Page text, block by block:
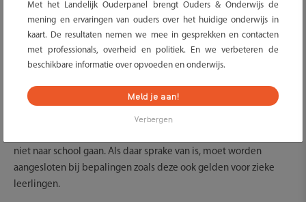
nog niet alle kinderen naar school. Bijvoorbeeld omdat zij (of
familieleden) een kwetsbare gezondheid hebben. Als deze
ouders de situatie voorleggen, blijkt school niet altijd mee te
werken. Om duidelijkheid te scheppen stelde Ouders &
handelingskader op.
Door medische problematiek kunnen er situaties zijn, soms op
niet naar school gaan. Als daar sprake van is, moet worden
aangesloten bij bepalingen zoals deze ook gelden voor zieke
leerlingen.
Met het Landelijk Ouderpanel brengt Ouders & Onderwijs de
mening en ervaringen van ouders over het huidige onderwijs in
kaart. De resultaten nemen we mee in gesprekken en contacten
met professionals, overheid en politiek. En we verbeteren de
beschikbare informatie over opvoeden en onderwijs.
Meld je aan!
Verbergen